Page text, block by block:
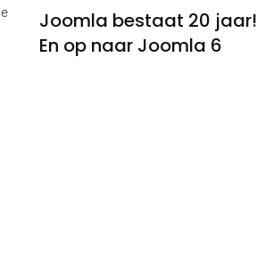
Joomla bestaat 20 jaar!
En op naar Joomla 6